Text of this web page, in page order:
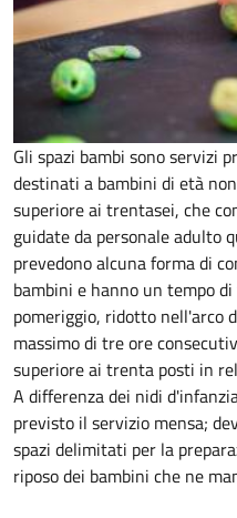
Gli spazi bambi sono servizi
destinati a bambini di età
superiore ai trentasei, che
guidate da personale adulto
prevedono alcuna forma di
bambini e hanno un tempo
pomeriggio, ridotto nell'arco
massimo di tre ore
superiore ai trenta posti in
A differenza dei nidi
previsto il servizio mensa;
spazi delimitati per la
riposo dei bambini che ne